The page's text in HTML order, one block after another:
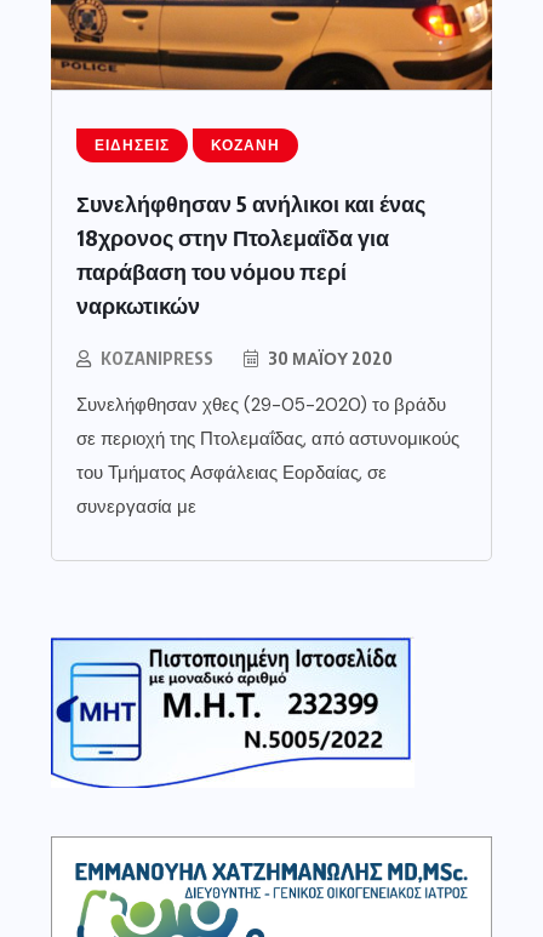
ΕΙΔΉΣΕΙΣ ΚΟΖΆΝΗ
Συνελήφθησαν 5 ανήλικοι και ένας
18χρονος στην Πτολεμαΐδα για
παράβαση του νόμου περί
ναρκωτικών
KOZANIPRESS 30 ΜΑΪ́ΟΥ 2020
Συνελήφθησαν χθες (29-05-2020) το βράδυ
σε περιοχή της Πτολεμαΐδας, από αστυνομικούς
του Τμήματος Ασφάλειας Εορδαίας, σε
συνεργασία με